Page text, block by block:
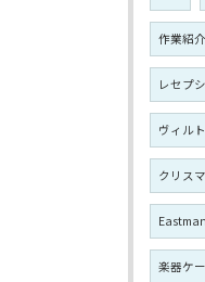
作業紹介
レセプ
ヴィル
クリス
Eastman
楽器ケ